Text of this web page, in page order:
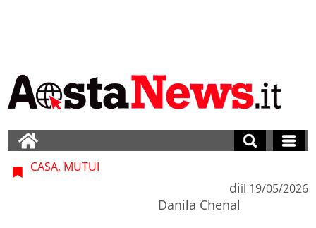
CASA, MUTUI
di
Danila Chenal
il 19/05/2026